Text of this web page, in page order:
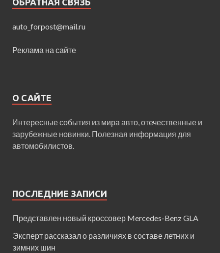
ОБРАТНАЯ СВЯЗЬ
auto_forpost@mail.ru
Реклама на сайте
О САЙТЕ
Интересные события из мира авто, отечественные и
зарубежные новинки. Полезная информация для
автомобилистов.
ПОСЛЕДНИЕ ЗАПИСИ
Представлен новый кроссовер Mercedes-Benz GLA
Эксперт рассказал о различиях в составе летних и
зимних шин